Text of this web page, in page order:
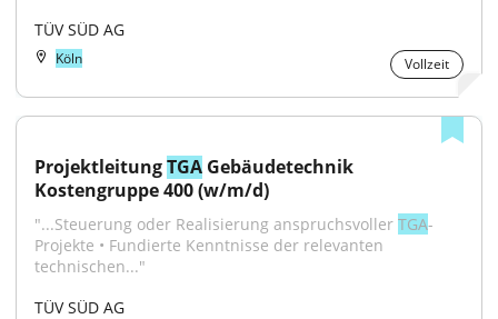
TÜV SÜD AG
Köln Vollzeit
Projektleitung TGA Gebäudetechnik
Kostengruppe 400 (w/m/d)
"...Steuerung oder Realisierung anspruchsvoller TGA-
Projekte • Fundierte Kenntnisse der relevanten
technischen..."
TÜV SÜD AG